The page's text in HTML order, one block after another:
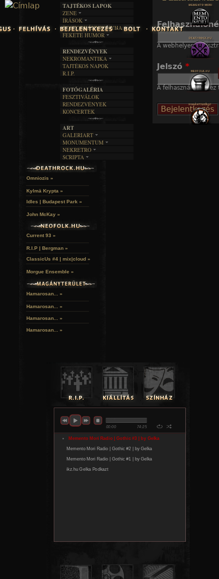
Jump to navigation
A webhelyen
Jelszó *
A felhasználónévhez
TAJTÉKOS LAPOK
ZENE
EGYÜTTESEK
INTERJÚK
FORDÍTÁSOK
DALSZÖVEGEK
ÍRÁSOK
IRODALOM
FILM
MŰVÉSZET
ÍRÁSTÖRTÉNET
BOSZORKÁNYKONYHA
FEKETE HUMOR
SZÖVEGES
RENDEZVÉNYEK
NEKROMANTIKA
AKTUÁLIS
A MÚLT
TAJTÉKOS NAPOK
R.I.P.
FOTÓGALÉRIA
FESZTIVÁLOK
RENDEZVÉNYEK
KONCERTEK
ART
GALERIART
ARTGALERI
KÉPREGÉNYEK
LAKÁSKULTS
MONUMENTUM
TEMETŐK
TEMPLOMOK
VÁRAK
NEKRETRO
SZUBKULT
FEKETE LYUK
SCRIPTA
NOVELLÁK
Omniozis »
Kylmä Krypta »
Idles | Budapest Park »
John McKay »
Current 93 »
R.I.P | Bergman »
ClassicUs #4 | mix|cloud »
Morgue Ensemble »
Hamarosan... »
Hamarosan... »
Hamarosan... »
Hamarosan... »